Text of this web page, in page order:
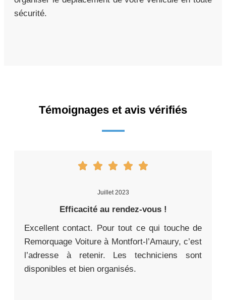
sécurité.
Témoignages et avis vérifiés
Juillet 2023
Efficacité au rendez-vous !
Excellent contact. Pour tout ce qui touche de
Remorquage Voiture à Montfort-l’Amaury, c’est
l’adresse à retenir. Les techniciens sont
disponibles et bien organisés.